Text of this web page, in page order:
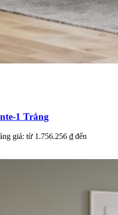
1 Trắng
giá: từ 1.756.256 ₫ đến